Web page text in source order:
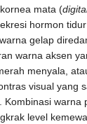
mata (
hormon
gelap
warna aksen
menyala,
visual yang
Kombinasi warna
level